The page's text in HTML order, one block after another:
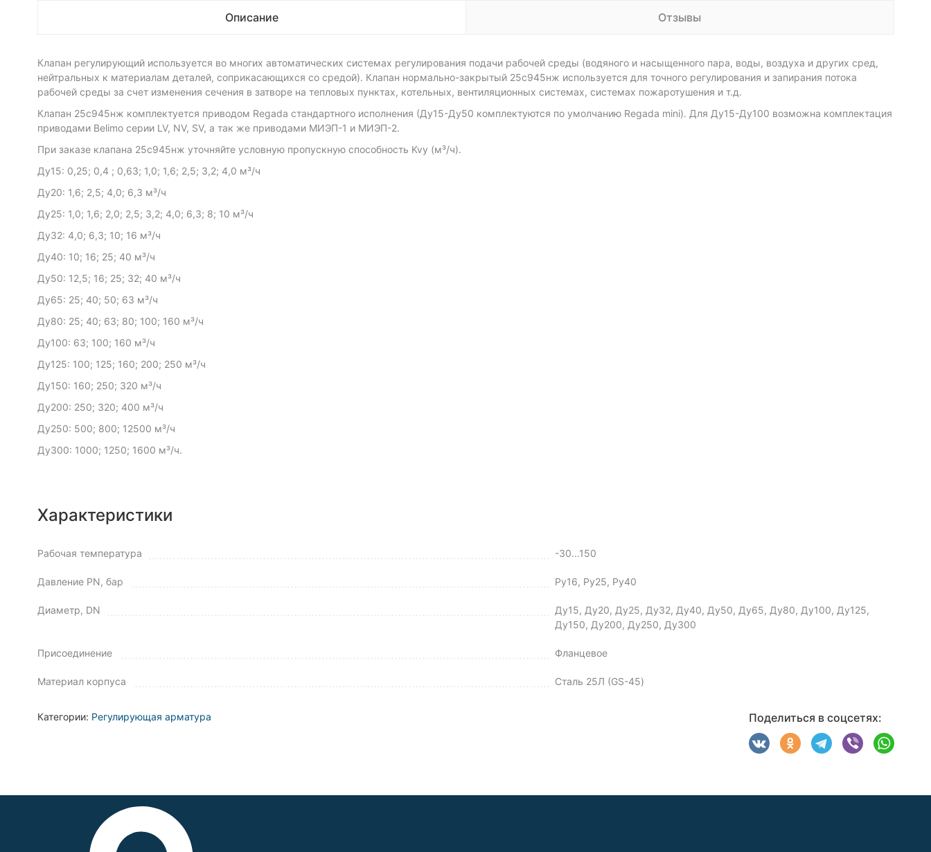
Описание Отзывы
Клапан регулирующий используется во многих автоматических системах регулирования подачи рабочей среды (водяного и насыщенного пара, воды, воздуха и других сред,
нейтральных к материалам деталей, соприкасающихся со средой). Клапан нормально-закрытый 25с945нж используется для точного регулирования и запирания потока
рабочей среды за счет изменения сечения в затворе на тепловых пунктах, котельных, вентиляционных системах, системах пожаротушения и т.д.
Клапан 25с945нж комплектуется приводом Regada стандартного исполнения (Ду15-Ду50 комплектуются по умолчанию Regada mini). Для Ду15-Ду100 возможна комплектация
приводами Belimo серии LV, NV, SV, а так же приводами МИЭП-1 и МИЭП-2.
При заказе клапана 25с945нж уточняйте условную пропускную способность Kvу (м³/ч).
Ду15: 0,25; 0,4 ; 0,63; 1,0; 1,6; 2,5; 3,2; 4,0 м³/ч
Ду20: 1,6; 2,5; 4,0; 6,3 м³/ч
Ду25: 1,0; 1,6; 2,0; 2,5; 3,2; 4,0; 6,3; 8; 10 м³/ч
Ду32: 4,0; 6,3; 10; 16 м³/ч
Ду40: 10; 16; 25; 40 м³/ч
Ду50: 12,5; 16; 25; 32; 40 м³/ч
Ду65: 25; 40; 50; 63 м³/ч
Ду80: 25; 40; 63; 80; 100; 160 м³/ч
Ду100: 63; 100; 160 м³/ч
Ду125: 100; 125; 160; 200; 250 м³/ч
Ду150: 160; 250; 320 м³/ч
Ду200: 250; 320; 400 м³/ч
Ду250: 500; 800; 12500 м³/ч
Ду300: 1000; 1250; 1600 м³/ч.
Характеристики
Рабочая температура -30...150
Давление PN, бар Ру16, Ру25, Ру40
Диаметр, DN
Ду15, Ду20, Ду25, Ду32, Ду40, Ду50, Ду65, Ду80, Ду100, Ду125,
Ду150, Ду200, Ду250, Ду300
Присоединение Фланцевое
Материал корпуса Сталь 25Л (GS-45)
Категории: Регулирующая арматура Поделиться в соцсетях: